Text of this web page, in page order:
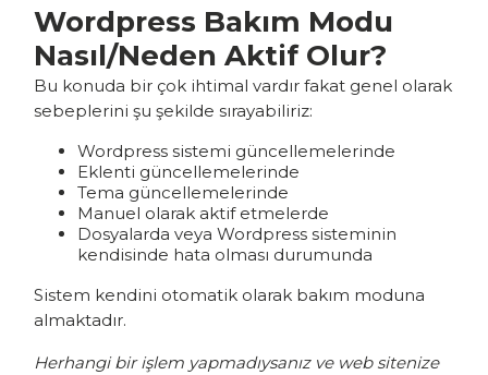
Wordpress Bakım Modu
Nasıl/Neden Aktif Olur?
Bu konuda bir çok ihtimal vardır fakat genel olarak
sebeplerini şu şekilde sırayabiliriz:
Wordpress sistemi güncellemelerinde
Eklenti güncellemelerinde
Tema güncellemelerinde
Manuel olarak aktif etmelerde
Dosyalarda veya Wordpress sisteminin
kendisinde hata olması durumunda
Sistem kendini otomatik olarak bakım moduna
almaktadır.
Herhangi bir işlem yapmadıysanız ve web sitenize